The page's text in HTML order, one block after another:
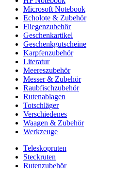
Microsoft Notebook
Echolote & Zubehör
Fliegenzubehör
Geschenkartikel
Geschenkgutscheine
Karpfenzubehör
Literatur
Meereszubehör
Messer & Zubehör
Raubfischzubehör
Rutenablagen
Totschläger
Verschiedenes
Waagen & Zubehör
Werkzeuge
Teleskopruten
Steckruten
Rutenzubehör